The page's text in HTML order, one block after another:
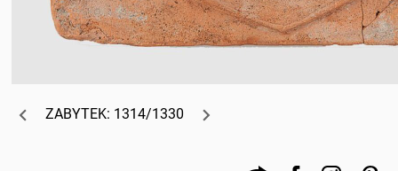
ZABYTEK: 1314/1330